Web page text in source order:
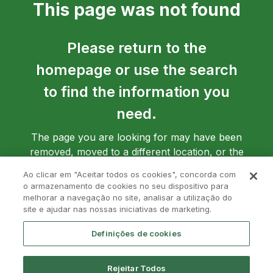
This page was not found
Please return to the
homepage or use the search
to find the information you
need.
The page you are looking for may have been
removed, moved to a different location, or the
Ao clicar em "Aceitar todos os cookies", concorda com
o armazenamento de cookies no seu dispositivo para
melhorar a navegação no site, analisar a utilização do
site e ajudar nas nossas iniciativas de marketing.
Definições de cookies
Rejeitar Todos